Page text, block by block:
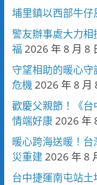
埔里鎮以西部牛
警友辦事處大力
福 2026 年 8 月 8
守望相助的暖心
危機2026 年 8 月
歡慶父親節！《台
情端好康2026 年
暖心跨海送暖！
災重建 2026 年 8
台中捷運南屯站